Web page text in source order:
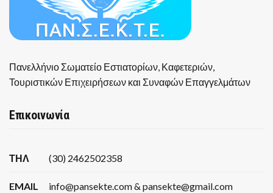
Πανελλήνιο Σωματείο Εστιατορίων, Καφετεριών,
Τουριστικών Επιχειρήσεων και Συναφών Επαγγελμάτων
Επικοινωνία
ΤΗΛ (30) 2462502358
EMAIL info@pansekte.com & pansekte@gmail.com